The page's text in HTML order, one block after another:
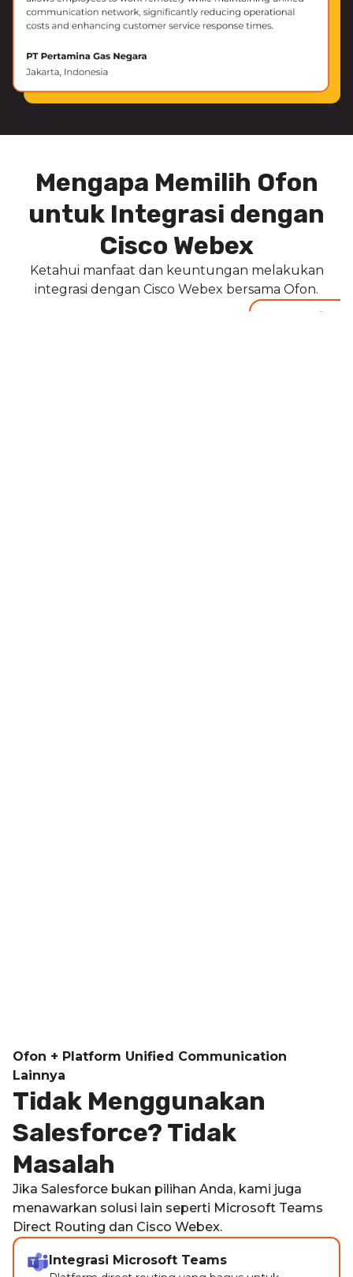
Mengapa Memilih Ofon
untuk Integrasi dengan
Cisco Webex
Ketahui manfaat dan keuntungan melakukan
integrasi dengan Cisco Webex bersama Ofon.
Ofon + Platform Unified Communication
Lainnya
Tidak Menggunakan
Salesforce? Tidak
Masalah
Jika Salesforce bukan pilihan Anda, kami juga
menawarkan solusi lain seperti Microsoft Teams
Direct Routing dan Cisco Webex.
Integrasi Microsoft Teams